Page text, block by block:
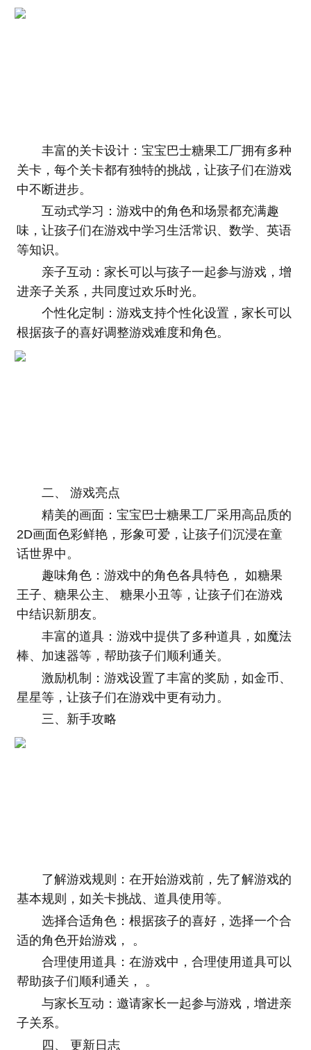
丰富的关卡设计：宝宝巴士糖果工厂拥有多种
关卡，每个关卡都有独特的挑战，让孩子们在游戏
中不断进步。
互动式学习：游戏中的角色和场景都充满趣
味，让孩子们在游戏中学习生活常识、数学、英语
等知识。
亲子互动：家长可以与孩子一起参与游戏，增
进亲子关系，共同度过欢乐时光。
个性化定制：游戏支持个性化设置，家长可以
根据孩子的喜好调整游戏难度和角色。
二、 游戏亮点
精美的画面：宝宝巴士糖果工厂采用高品质的
2D画面色彩鲜艳，形象可爱，让孩子们沉浸在童
话世界中。
趣味角色：游戏中的角色各具特色， 如糖果
王子、糖果公主、 糖果小丑等，让孩子们在游戏
中结识新朋友。
丰富的道具：游戏中提供了多种道具，如魔法
棒、加速器等，帮助孩子们顺利通关。
激励机制：游戏设置了丰富的奖励，如金币、
星星等，让孩子们在游戏中更有动力。
三、新手攻略
了解游戏规则：在开始游戏前，先了解游戏的
基本规则，如关卡挑战、道具使用等。
选择合适角色：根据孩子的喜好，选择一个合
适的角色开始游戏， 。
合理使用道具：在游戏中，合理使用道具可以
帮助孩子们顺利通关， 。
与家长互动：邀请家长一起参与游戏，增进亲
子关系。
四、 更新日志